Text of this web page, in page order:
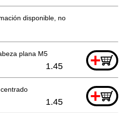
disponible, no se puede pedir
plana M5 +
1.45
+
1.45